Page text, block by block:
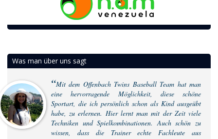
Was man über uns sagt
Mit dem Offenbach Twins Baseball Team hat man
eine hervorragende Möglichkeit, diese schöne
Sportart, die ich persönlich schon als Kind ausgeübt
habe, zu erlernen. Hier lernt man mit der Zeit viele
Techniken und Spielkombinationen. Auch schön zu
wissen, dass die Trainer echte Fachleute aus